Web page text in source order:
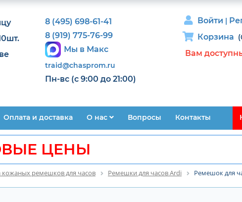
8 (495) 698-61-41
8 (919) 775-76-99
Мы в Макс
traid@chasprom.ru
Пн-вс (с 9:00 до 21:00)
Войти |
Корзина
Вам
Оплата и доставка О нас Вопросы Контакты
ЦЕНЫ
ремешков для часов Ремешки для часов Ardi Ремешок для